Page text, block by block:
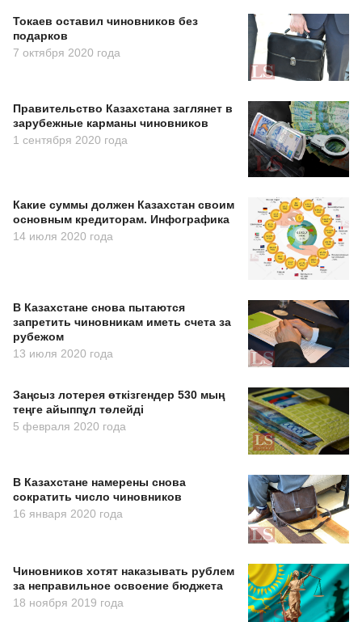
Токаев оставил чиновников без
подарков
7 октября 2020 года
Правительство Казахстана заглянет в
зарубежные карманы чиновников
1 сентября 2020 года
Какие суммы должен Казахстан своим
основным кредиторам. Инфографика
14 июля 2020 года
В Казахстане снова пытаются
запретить чиновникам иметь счета за
рубежом
13 июля 2020 года
Заңсыз лотерея өткізгендер 530 мың
теңге айыппұл төлейді
5 февраля 2020 года
В Казахстане намерены снова
сократить число чиновников
16 января 2020 года
Чиновников хотят наказывать рублем
за неправильное освоение бюджета
18 ноября 2019 года